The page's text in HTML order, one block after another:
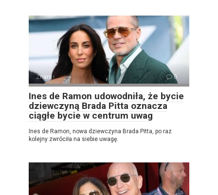
Znani 0
Ines de Ramon udowodniła, że ​​bycie
dziewczyną Brada Pitta oznacza
ciągłe bycie w centrum uwag
Ines de Ramon, nowa dziewczyna Brada Pitta, po raz
kolejny zwróciła na siebie uwagę.